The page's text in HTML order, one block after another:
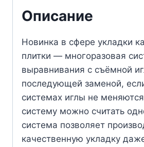
Описание
Новинка в сфере укладки
плитки — многоразовая
выравнивания с съёмной
последующей заменой,
системах иглы не
систему можно считать
система позволяет
качественную укладку